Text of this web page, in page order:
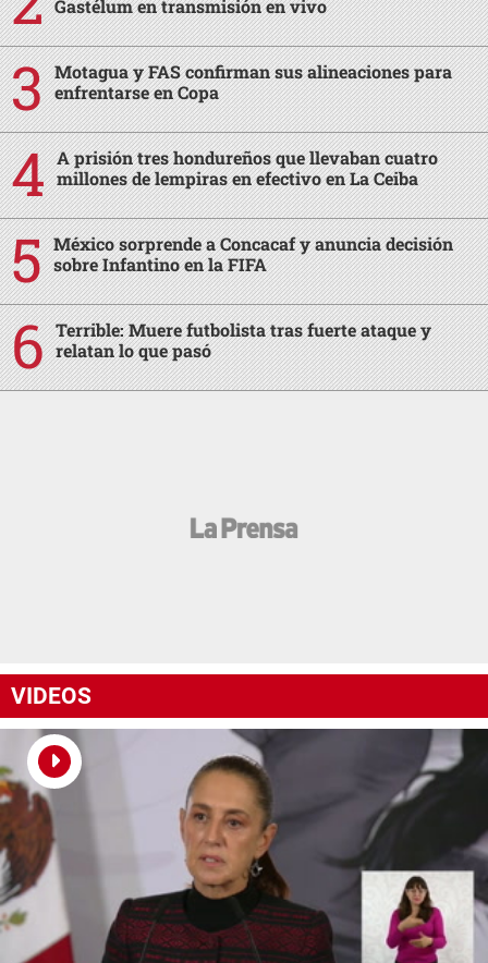
Gastélum en transmisión en vivo
Motagua y FAS confirman sus alineaciones para
enfrentarse en Copa
A prisión tres hondureños que llevaban cuatro
millones de lempiras en efectivo en La Ceiba
México sorprende a Concacaf y anuncia decisión
sobre Infantino en la FIFA
Terrible: Muere futbolista tras fuerte ataque y
relatan lo que pasó
VIDEOS